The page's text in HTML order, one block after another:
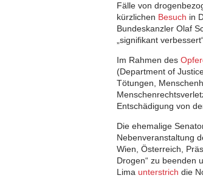
Fälle von
kürzlichen Besuch in
Bundeskanzler Olaf
„signifikant
Im Rahmen des
(Department of
Tötungen,
Entschädigung von
Die ehemalige
Nebenveranstaltung
Wien, Österreich,
Drogen“ zu beenden
Lima unterstrich die